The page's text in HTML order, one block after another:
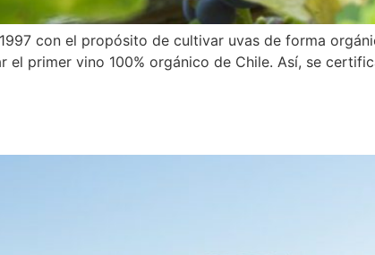
con el propósito de cultivar uvas de forma
el primer vino 100% orgánico de Chile. Así, se